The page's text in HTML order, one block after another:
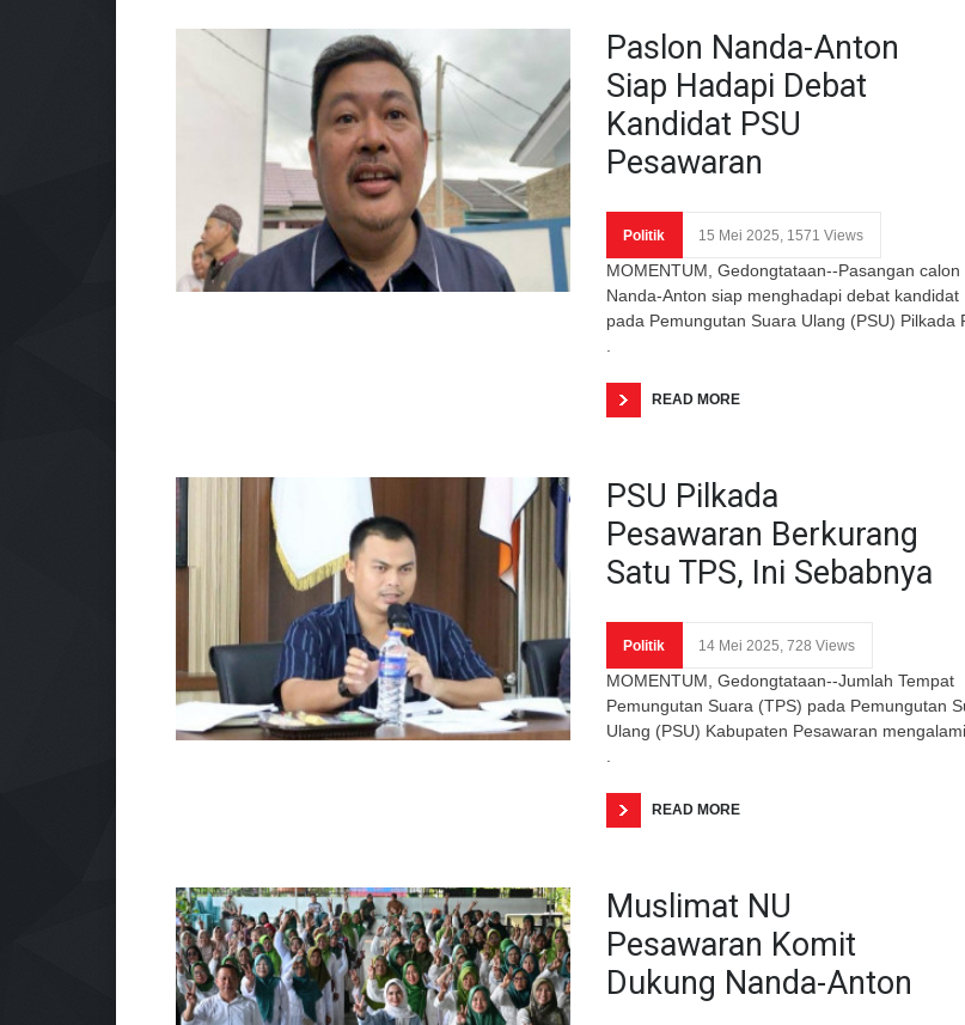
Paslon Nanda-Anton
Siap Hadapi Debat
Kandidat PSU
Pesawaran
Politik 15 Mei 2025, 1571 Views
MOMENTUM, Gedongtataan--Pasangan calon
Nanda-Anton siap menghadapi debat kandidat
pada Pemungutan Suara Ulang (PSU) Pilkada
READ MORE
PSU Pilkada
Pesawaran Berkurang
Satu TPS, Ini Sebabnya
Politik 14 Mei 2025, 728 Views
MOMENTUM, Gedongtataan--Jumlah Tempat
Pemungutan Suara (TPS) pada Pemungutan
Ulang (PSU) Kabupaten Pesawaran mengalami
READ MORE
Muslimat NU
Pesawaran Komit
Dukung Nanda-Anton